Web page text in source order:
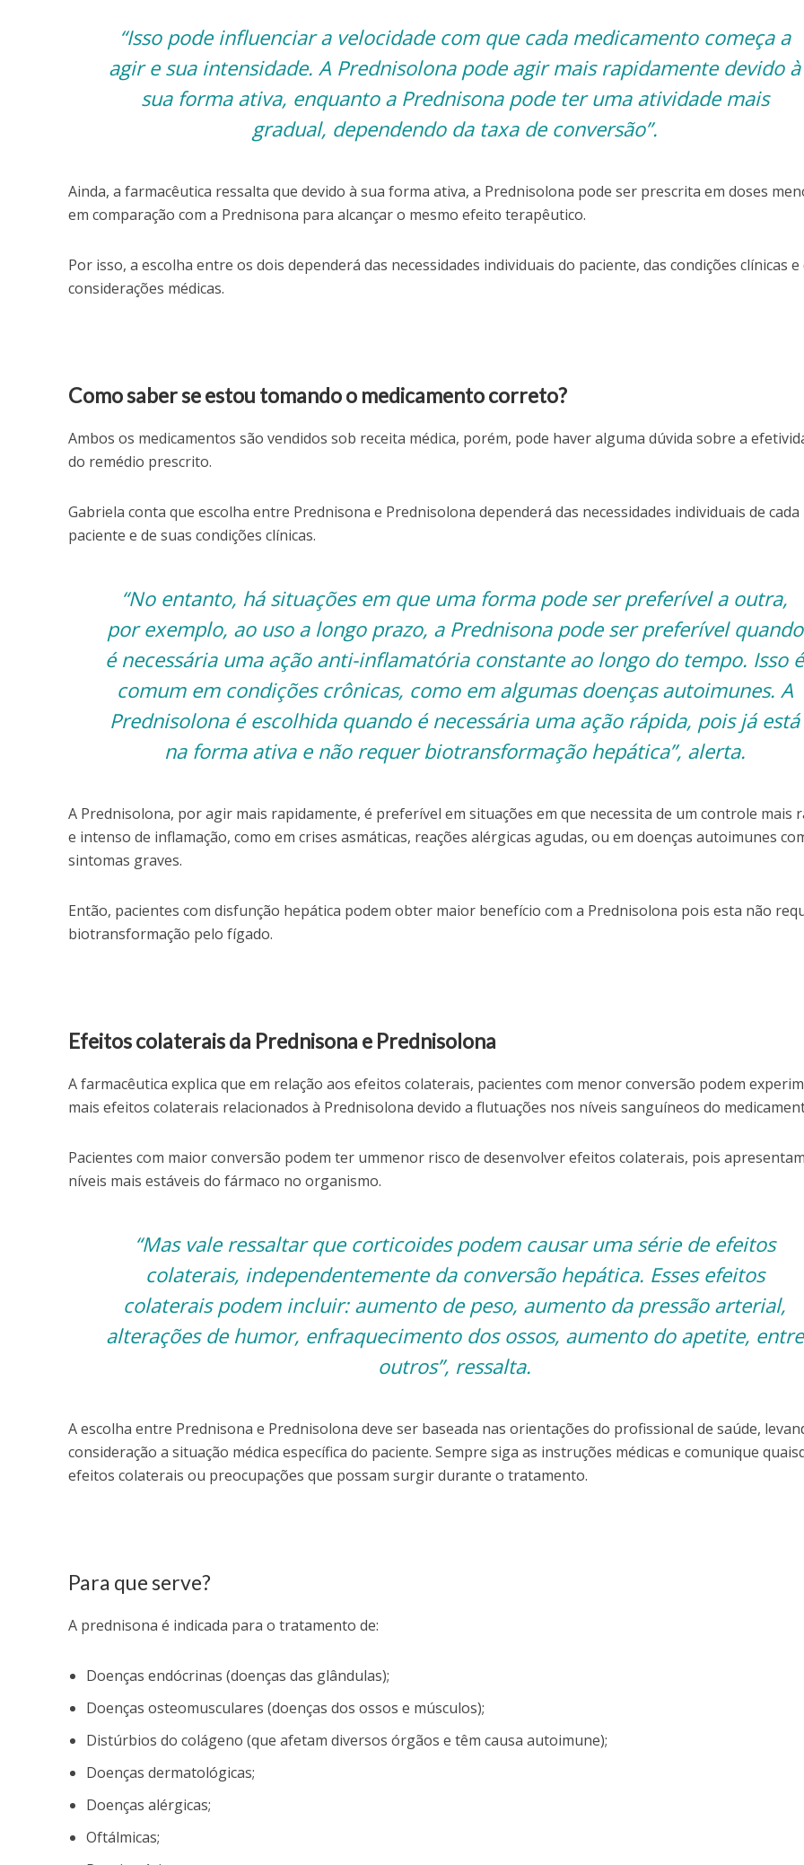
“Isso pode influenciar a velocidade com que cada medicamento começa a
agir e sua intensidade. A Prednisolona pode agir mais rapidamente devido à
sua forma ativa, enquanto a Prednisona pode ter uma atividade mais
gradual, dependendo da taxa de conversão”.
Ainda, a farmacêutica ressalta que devido à sua forma ativa, a Prednisolona pode ser prescrita em doses
em comparação com a Prednisona para alcançar o mesmo efeito terapêutico.
Por isso, a escolha entre os dois dependerá das necessidades individuais do paciente, das condições clínicas e
considerações médicas.
Como saber se estou tomando o medicamento correto?
Ambos os medicamentos são vendidos sob receita médica, porém, pode haver alguma dúvida sobre a
do remédio prescrito.
Gabriela conta que escolha entre Prednisona e Prednisolona dependerá das necessidades individuais de cada
paciente e de suas condições clínicas.
“No entanto, há situações em que uma forma pode ser preferível a outra,
por exemplo, ao uso a longo prazo, a Prednisona pode ser preferível quando
é necessária uma ação anti-inflamatória constante ao longo do tempo. Isso é
comum em condições crônicas, como em algumas doenças autoimunes. A
Prednisolona é escolhida quando é necessária uma ação rápida, pois já está
na forma ativa e não requer biotransformação hepática”, alerta.
A Prednisolona, por agir mais rapidamente, é preferível em situações em que necessita de um controle mais
e intenso de inflamação, como em crises asmáticas, reações alérgicas agudas, ou em doenças autoimunes
sintomas graves.
Então, pacientes com disfunção hepática podem obter maior benefício com a Prednisolona pois esta não
biotransformação pelo fígado.
Efeitos colaterais da Prednisona e Prednisolona
A farmacêutica explica que em relação aos efeitos colaterais, pacientes com menor conversão podem
mais efeitos colaterais relacionados à Prednisolona devido a flutuações nos níveis sanguíneos do
Pacientes com maior conversão podem ter ummenor risco de desenvolver efeitos colaterais, pois apresentam
níveis mais estáveis do fármaco no organismo.
“Mas vale ressaltar que corticoides podem causar uma série de efeitos
colaterais, independentemente da conversão hepática. Esses efeitos
colaterais podem incluir: aumento de peso, aumento da pressão arterial,
alterações de humor, enfraquecimento dos ossos, aumento do apetite, entre
outros”, ressalta.
A escolha entre Prednisona e Prednisolona deve ser baseada nas orientações do profissional de saúde,
consideração a situação médica específica do paciente. Sempre siga as instruções médicas e comunique
efeitos colaterais ou preocupações que possam surgir durante o tratamento.
Para que serve?
A prednisona é indicada para o tratamento de:
Doenças endócrinas (doenças das glândulas);
Doenças osteomusculares (doenças dos ossos e músculos);
Distúrbios do colágeno (que afetam diversos órgãos e têm causa autoimune);
Doenças dermatológicas;
Doenças alérgicas;
Oftálmicas;